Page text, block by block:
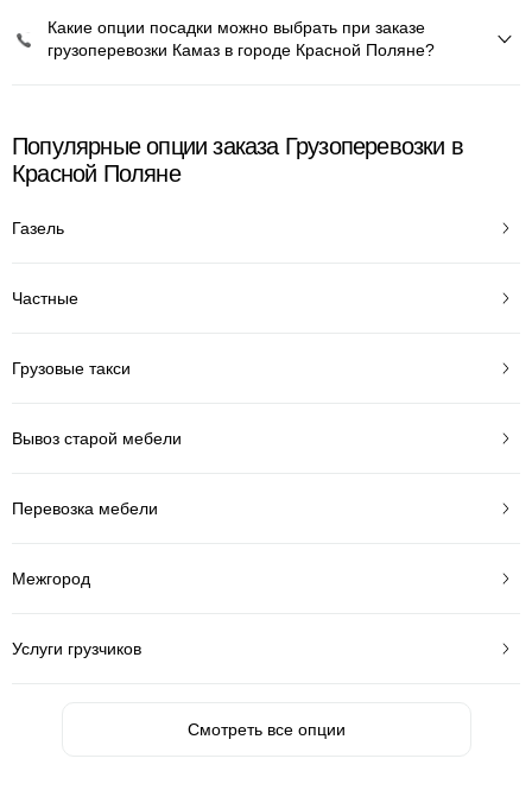
Какие опции посадки можно выбрать при заказе
грузоперевозки Камаз в городе Красной Поляне?
Популярные опции заказа Грузоперевозки в
Красной Поляне
Газель
Частные
Грузовые такси
Вывоз старой мебели
Перевозка мебели
Межгород
Услуги грузчиков
Смотреть все опции